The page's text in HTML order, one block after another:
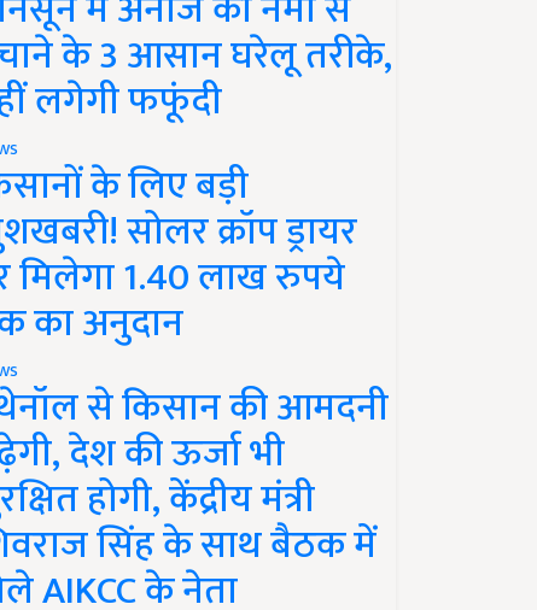
के 3 आसान घरेलू तरीके,
लगेगी फफूंदी
के लिए बड़ी
सोलर क्रॉप ड्रायर
मिलेगा 1.40 लाख रुपये
का अनुदान
से किसान की आमदनी
देश की ऊर्जा भी
होगी, केंद्रीय मंत्री
सिंह के साथ बैठक में
AIKCC के नेता